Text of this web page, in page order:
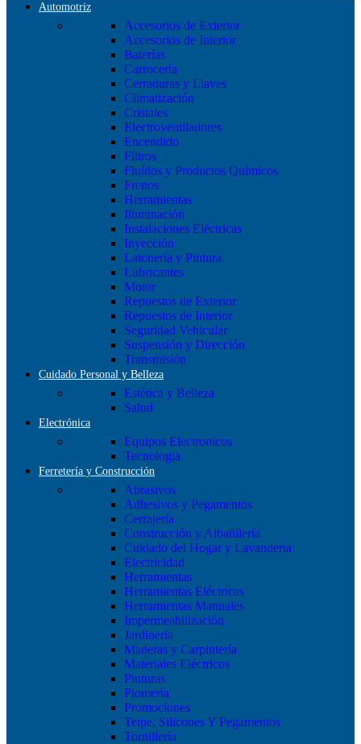
Automotriz
Accesorios de Exterior
Accesorios de Interior
Baterías
Carrocería
Cerraduras y Llaves
Climatización
Cristales
Electroventiladores
Encendido
Filtros
Fluídos y Productos Químicos
Frenos
Herramientas
Iluminación
Instalaciones Eléctricas
Inyección
Latonería y Pintura
Lubricantes
Motor
Repuestos de Exterior
Repuestos de Interior
Seguridad Vehicular
Suspensión y Dirección
Transmisión
Cuidado Personal y Belleza
Estética y Belleza
Salud
Electrónica
Equipos Electronicos
Tecnologia
Ferretería y Construcción
Abrasivos
Adhesivos y Pegamentos
Cerrajería
Construcción y Albañilería
Cuidado del Hogar y Lavanderia
Electricidad
Herramientas
Herramientas Eléctricas
Herramientas Manuales
Impermeabilización
Jardineria
Maderas y Carpintería
Materiales Eléctricos
Pinturas
Plomería
Promociones
Teipe, Silicones Y Pegamentos
Tornillería